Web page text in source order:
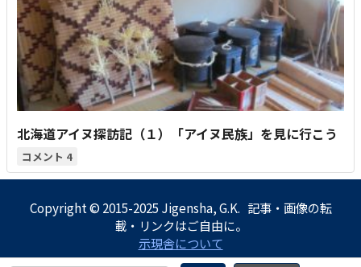
北海道アイヌ探訪記（１）「アイヌ民族」を見に行こう
4
Copyright © 2015-2025 Jigensha, G.K. 記事・画像の転
載・リンクはご自由に。
示現舎について